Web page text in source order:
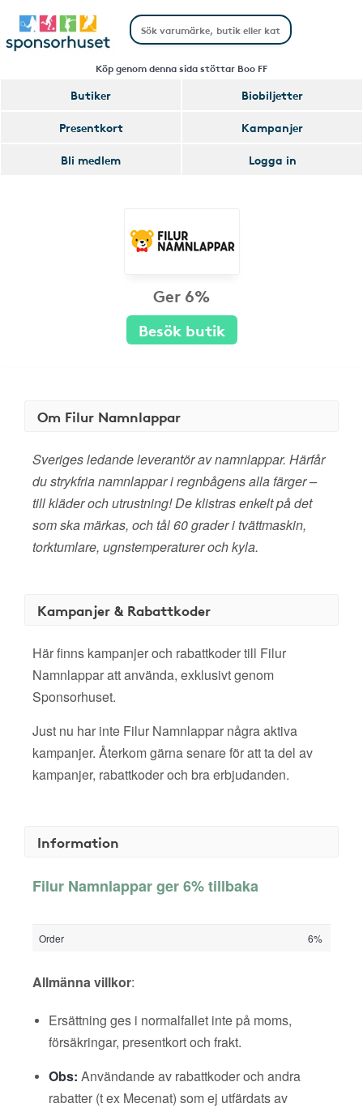
Köp genom denna sida stöttar Boo FF
Butiker
Biobiljetter
Presentkort
Kampanjer
Bli medlem
Logga in
Ger 6%
Besök butik
Om Filur Namnlappar
Sveriges ledande leverantör av namnlappar. Härfår
du strykfria namnlappar i regnbågens alla färger –
till kläder och utrustning! De klistras enkelt på det
som ska märkas, och tål 60 grader i tvättmaskin,
torktumlare, ugnstemperaturer och kyla.
Kampanjer & Rabattkoder
Här finns kampanjer och rabattkoder till Filur
Namnlappar att använda, exklusivt genom
Sponsorhuset.
Just nu har inte Filur Namnlappar några aktiva
kampanjer. Återkom gärna senare för att ta del av
kampanjer, rabattkoder och bra erbjudanden.
Information
Filur Namnlappar ger 6% tillbaka
Order 6%
Allmänna villkor:
Ersättning ges i normalfallet inte på moms,
försäkringar, presentkort och frakt.
Obs: Användande av rabattkoder och andra
rabatter (t ex Mecenat) som ej utfärdats av